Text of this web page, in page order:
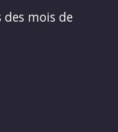
des mois de